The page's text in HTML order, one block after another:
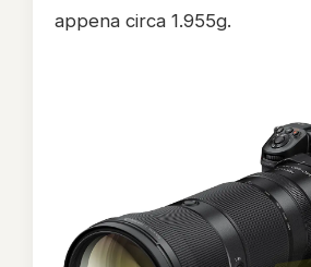
appena circa 1.955g.